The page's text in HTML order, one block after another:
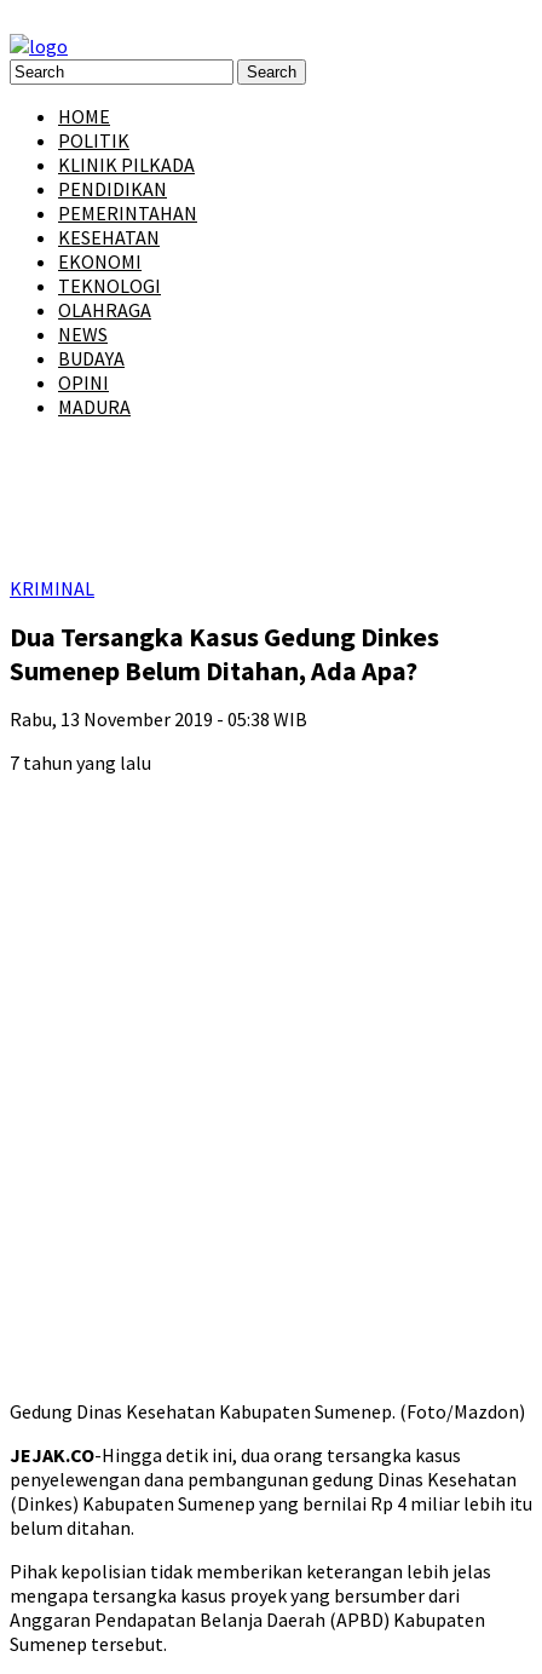
HOME
POLITIK
KLINIK PILKADA
PENDIDIKAN
PEMERINTAHAN
KESEHATAN
EKONOMI
TEKNOLOGI
OLAHRAGA
NEWS
BUDAYA
OPINI
MADURA
KRIMINAL
Dua Tersangka Kasus Gedung Dinkes
Sumenep Belum Ditahan, Ada Apa?
Rabu, 13 November 2019 - 05:38 WIB
7 tahun yang lalu
Gedung Dinas Kesehatan Kabupaten Sumenep. (Foto/Mazdon)
JEJAK.CO-Hingga detik ini, dua orang tersangka kasus
penyelewengan dana pembangunan gedung Dinas Kesehatan
(Dinkes) Kabupaten Sumenep yang bernilai Rp 4 miliar lebih itu
belum ditahan.
Pihak kepolisian tidak memberikan keterangan lebih jelas
mengapa tersangka kasus proyek yang bersumber dari
Anggaran Pendapatan Belanja Daerah (APBD) Kabupaten
Sumenep tersebut.